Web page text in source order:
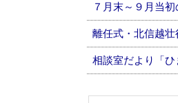
７月末～９月当
離任式・北信越
相談室だより「